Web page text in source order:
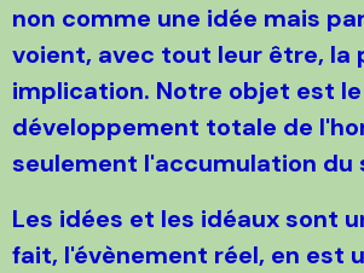
non comme une idée mais
voient, avec tout leur être, la
implication. Notre objet est le
développement totale de
seulement l'accumulation du
Les idées et les idéaux sont
fait, l'évènement réel, en est